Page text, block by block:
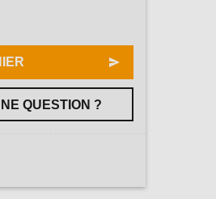
QUESTION ?